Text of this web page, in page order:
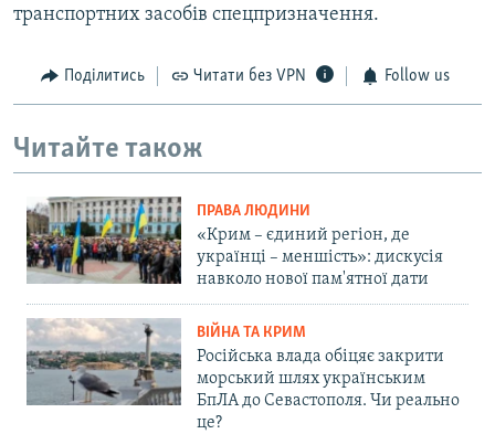
транспортних засобів спецпризначення.
Поділитись Читати без VPN Follow us
Читайте також
ПРАВА ЛЮДИНИ
«Крим – єдиний регіон, де
українці – меншість»: дискусія
навколо нової пам'ятної дати
ВІЙНА ТА КРИМ
Російська влада обіцяє закрити
морський шлях українським
БпЛА до Севастополя. Чи реально
це?